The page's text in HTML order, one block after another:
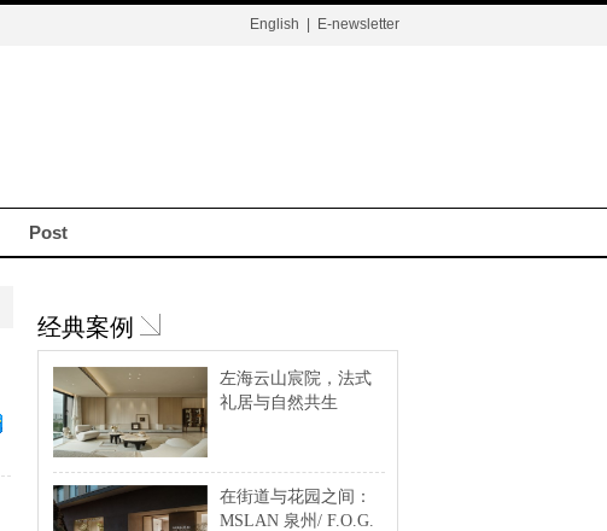
English E-newsletter
Post
经典案例
左海云山宸院，法式
礼居与自然共生
在街道与花园之间：
MSLAN 泉州/ F.O.G.